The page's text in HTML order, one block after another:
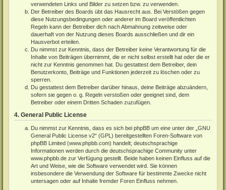
verwendeten Links und Bilder zu setzen bzw. zu verwenden.
Der Betreiber des Boards übt das Hausrecht aus. Bei Verstößen gegen
diese Nutzungsbedingungen oder anderer im Board veröffentlichten
Regeln kann der Betreiber dich nach Abmahnung zeitweise oder
dauerhaft von der Nutzung dieses Boards ausschließen und dir ein
Hausverbot erteilen.
Du nimmst zur Kenntnis, dass der Betreiber keine Verantwortung für die
Inhalte von Beiträgen übernimmt, die er nicht selbst erstellt hat oder die er
nicht zur Kenntnis genommen hat. Du gestattest dem Betreiber, dein
Benutzerkonto, Beiträge und Funktionen jederzeit zu löschen oder zu
sperren.
Du gestattest dem Betreiber darüber hinaus, deine Beiträge abzuändern,
sofern sie gegen o. g. Regeln verstoßen oder geeignet sind, dem
Betreiber oder einem Dritten Schaden zuzufügen.
4. General Public License
Du nimmst zur Kenntnis, dass es sich bei phpBB um eine unter der „GNU
General Public License v2“ (GPL) bereitgestellten Foren-Software von
phpBB Limited (www.phpbb.com) handelt; deutschsprachige
Informationen werden durch die deutschsprachige Community unter
www.phpbb.de zur Verfügung gestellt. Beide haben keinen Einfluss auf die
Art und Weise, wie die Software verwendet wird. Sie können
insbesondere die Verwendung der Software für bestimmte Zwecke nicht
untersagen oder auf Inhalte fremder Foren Einfluss nehmen.